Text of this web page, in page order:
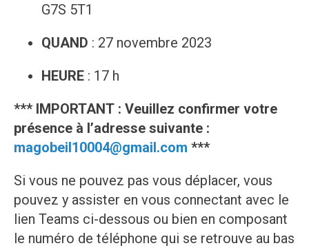
G7S 5T1
QUAND : 27 novembre 2023
HEURE : 17 h
*** IMPORTANT : Veuillez confirmer votre
présence à l’adresse suivante :
magobeil10004@gmail.com ***
Si vous ne pouvez pas vous déplacer, vous
pouvez y assister en vous connectant avec le
lien Teams ci-dessous ou bien en composant
le numéro de téléphone qui se retrouve au bas